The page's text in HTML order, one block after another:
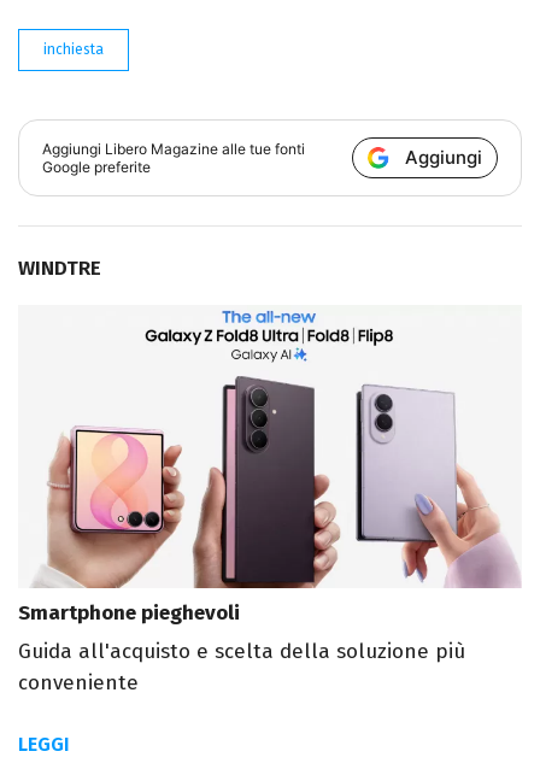
inchiesta
Aggiungi Libero Magazine alle tue fonti
Google preferite
Aggiungi
WINDTRE
Smartphone pieghevoli
Guida all'acquisto e scelta della soluzione più
conveniente
LEGGI